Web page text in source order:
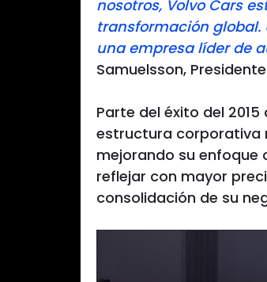
nosotros, Volvo Cars
transformación global.
una empresa líder de
Samuelsson,
Parte del éxito del
estructura corporativa
mejorando su enfoque
reflejar con mayor
consolidación de su